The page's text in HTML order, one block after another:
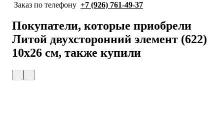
Заказ по телефону +7 (926) 761-49-37
Покупатели, которые приобрели
Литой двухсторонний элемент (622)
10x26 см, также купили